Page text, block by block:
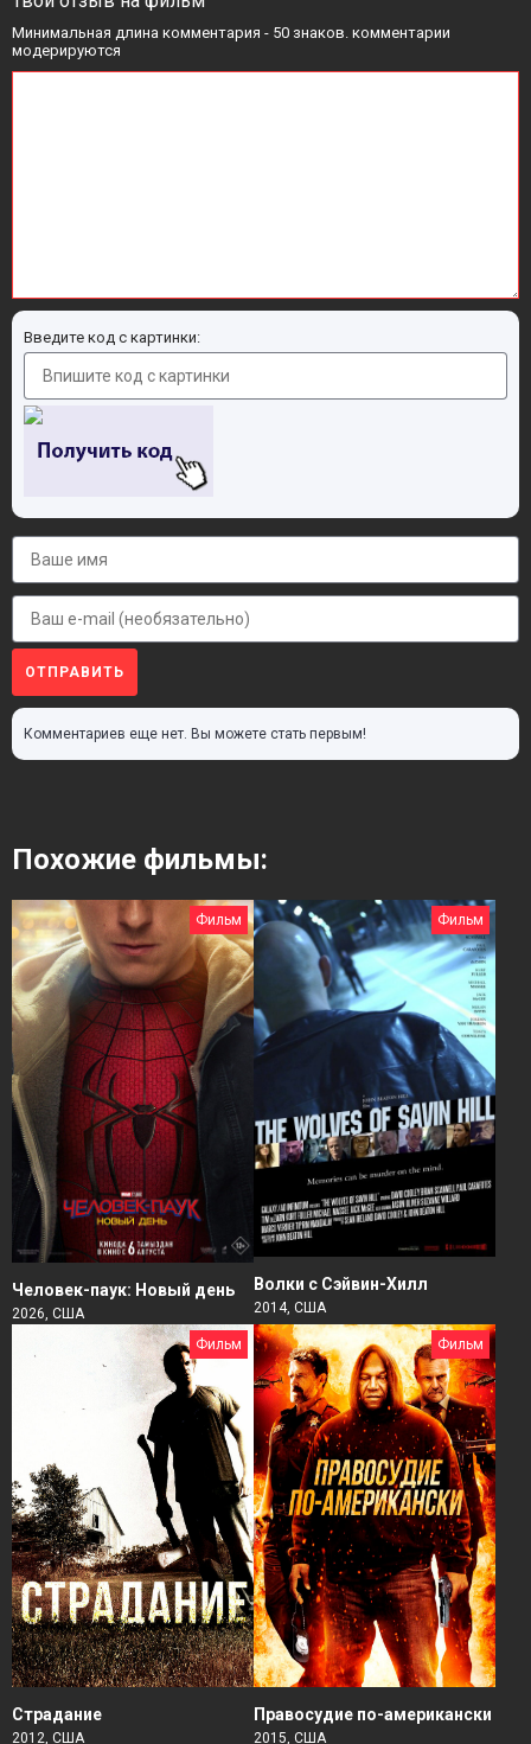
Минимальная длина комментария - 50 знаков. комментарии
модерируются
Введите код с картинки:
ОТПРАВИТЬ
Комментариев еще нет. Вы можете стать первым!
Похожие фильмы:
Фильм
Человек-паук: Новый день
2026, США
Фильм
Волки с Сэйвин-Хилл
2014, США
Фильм
Страдание
2012, США
Фильм
Правосудие по-американски
2015, США